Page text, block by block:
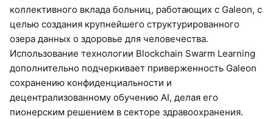
коллективного вклада больниц, работающих с Galeon, с
целью создания крупнейшего структурированного
озера данных о здоровье для человечества.
Использование технологии Blockchain Swarm Learning
дополнительно подчеркивает приверженность Galeon
сохранению конфиденциальности и
децентрализованному обучению AI, делая его
пионерским решением в секторе здравоохранения.